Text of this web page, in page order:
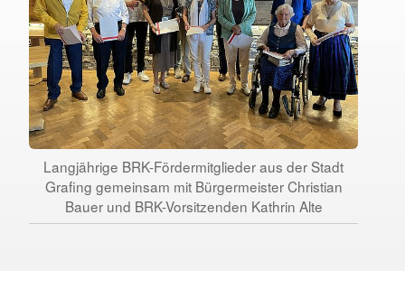
Langjährige BRK-Fördermitglieder aus der Stadt
Grafing gemeinsam mit Bürgermeister Christian
Bauer und BRK-Vorsitzenden Kathrin Alte